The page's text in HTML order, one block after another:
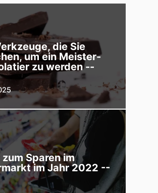
die Sie
um ein Meister-
zu werden --
Sparen im
im Jahr 2022 --